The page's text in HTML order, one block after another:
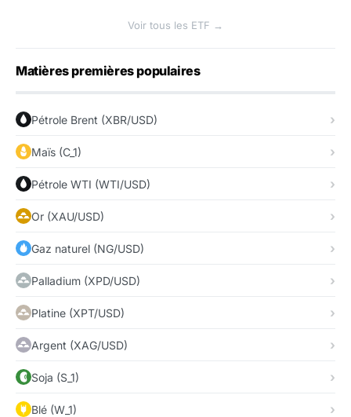
Voir tous les ETF →
Matières premières populaires
Pétrole Brent (XBR/USD)
Maïs (C_1)
Pétrole WTI (WTI/USD)
Or (XAU/USD)
Gaz naturel (NG/USD)
Palladium (XPD/USD)
Platine (XPT/USD)
Argent (XAG/USD)
Soja (S_1)
Blé (W_1)